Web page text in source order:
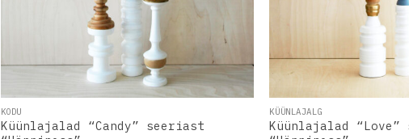
KODU
Küünlajalad “Candy” seeriast
KÜÜNLAJALG
Küünlajalad